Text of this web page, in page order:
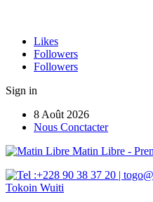
Likes
Followers
Followers
Sign in
8 Août 2026
Nous Conctacter
Matin Libre -